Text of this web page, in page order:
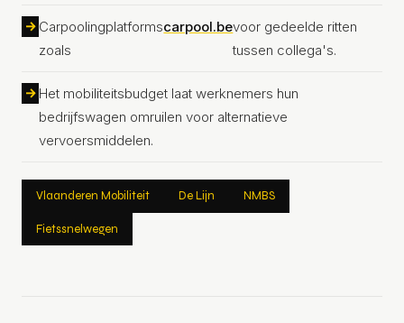
Carpoolingplatforms
zoals
carpool.bevoor gedeelde ritten
tussen collega's.
Het mobiliteitsbudget laat werknemers hun
bedrijfswagen omruilen voor alternatieve
vervoersmiddelen.
Vlaanderen Mobiliteit De Lijn NMBS
Fietssnelwegen